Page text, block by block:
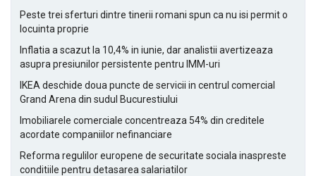
Peste trei sferturi dintre tinerii romani spun ca nu isi permit o
locuinta proprie
Inflatia a scazut la 10,4% in iunie, dar analistii avertizeaza
asupra presiunilor persistente pentru IMM-uri
IKEA deschide doua puncte de servicii in centrul comercial
Grand Arena din sudul Bucurestiului
Imobiliarele comerciale concentreaza 54% din creditele
acordate companiilor nefinanciare
Reforma regulilor europene de securitate sociala inaspreste
conditiile pentru detasarea salariatilor